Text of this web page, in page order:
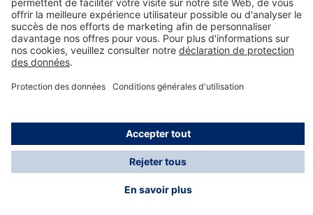
A propos de Dräger
Informations
*Les taxes et les frais d'expédition ne sont pas inclus
dans les prix indiqués, sauf mention contraire. Des frais
supplémentaires peuvent s'appliquer.